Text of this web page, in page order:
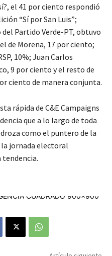
el 41 por ciento respondió
“Sí por San Luis”;
Partido Verde-PT, obtuvo
de Morena, 17 por ciento;
10%; Juan Carlos
9 por ciento y el resto de
ciento de manera conjunta.
rápida de C&E Campaigns
que a lo largo de toda
como el puntero de la
la jornada electoral